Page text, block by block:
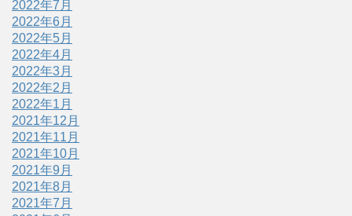
2022年7月
2022年6月
2022年5月
2022年4月
2022年3月
2022年2月
2022年1月
2021年12月
2021年11月
2021年10月
2021年9月
2021年8月
2021年7月